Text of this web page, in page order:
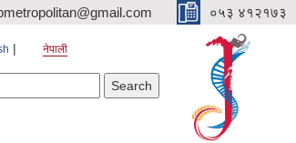
०५३ ४१२१७३
नेपाली